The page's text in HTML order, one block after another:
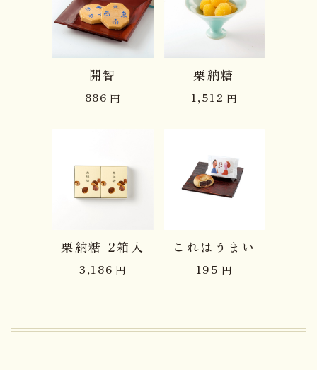
開智
886 円
栗納糖
1,512 円
栗納糖 2箱入
3,186 円
これはうまい
195 円